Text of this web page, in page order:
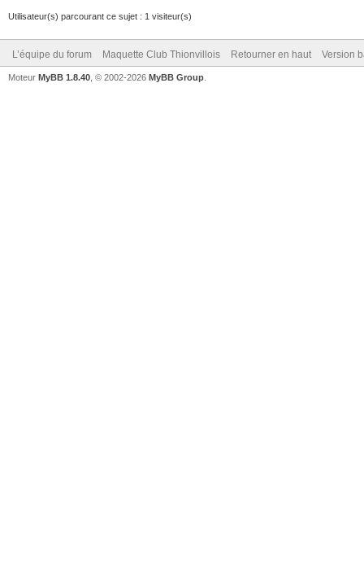
Utilisateur(s) parcourant ce sujet : 1 visiteur(s)
L’équipe du forum Maquette Club Thionvillois Retourner en haut Version
Moteur MyBB 1.8.40 , © 2002-2026 MyBB Group